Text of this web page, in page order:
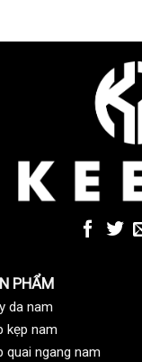
PHẨM
da nam
kẹp nam
quai ngang nam